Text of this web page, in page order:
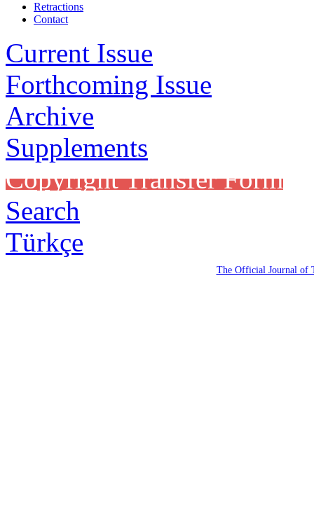
Retractions
Contact
Current Issue
Forthcoming Issue
Archive
Supplements
Copyright Transfer Form
Search
Türkçe
The Official Journal of